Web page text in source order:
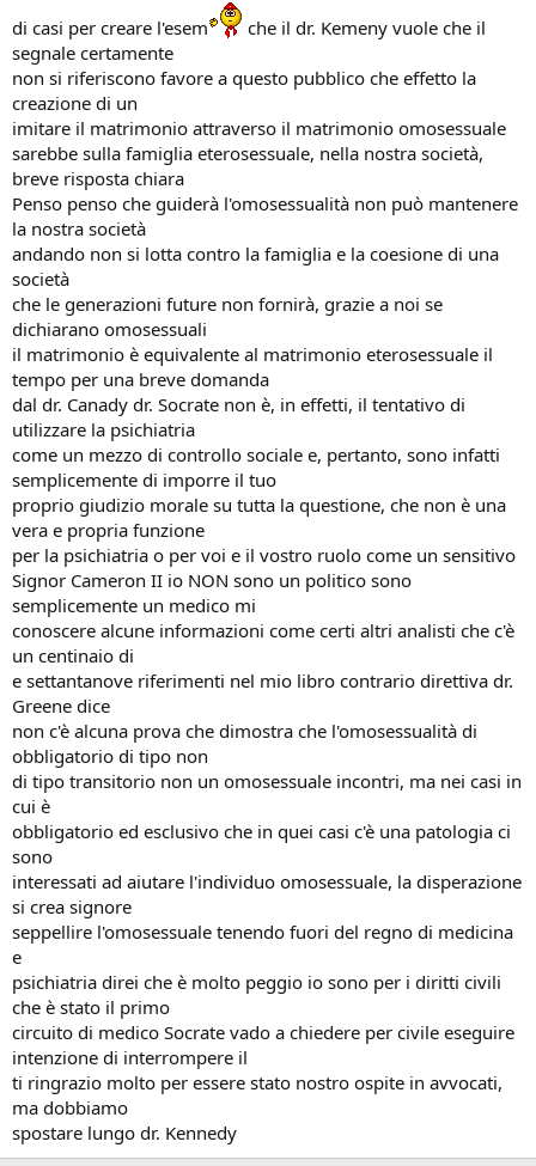
di casi per creare l'esem
che il dr. Kemeny vuole che il
segnale certamente
non si riferiscono favore a questo pubblico che effetto la
creazione di un
imitare il matrimonio attraverso il matrimonio omosessuale
sarebbe sulla famiglia eterosessuale, nella nostra società,
breve risposta chiara
Penso penso che guiderà l'omosessualità non può mantenere
la nostra società
andando non si lotta contro la famiglia e la coesione di una
società
che le generazioni future non fornirà, grazie a noi se
dichiarano omosessuali
il matrimonio è equivalente al matrimonio eterosessuale il
tempo per una breve domanda
dal dr. Canady dr. Socrate non è, in effetti, il tentativo di
utilizzare la psichiatria
come un mezzo di controllo sociale e, pertanto, sono infatti
semplicemente di imporre il tuo
proprio giudizio morale su tutta la questione, che non è una
vera e propria funzione
per la psichiatria o per voi e il vostro ruolo come un sensitivo
Signor Cameron II io NON sono un politico sono
semplicemente un medico mi
conoscere alcune informazioni come certi altri analisti che c'è
un centinaio di
e settantanove riferimenti nel mio libro contrario direttiva dr.
Greene dice
non c'è alcuna prova che dimostra che l'omosessualità di
obbligatorio di tipo non
di tipo transitorio non un omosessuale incontri, ma nei casi in
cui è
obbligatorio ed esclusivo che in quei casi c'è una patologia ci
sono
interessati ad aiutare l'individuo omosessuale, la disperazione
si crea signore
seppellire l'omosessuale tenendo fuori del regno di medicina
e
psichiatria direi che è molto peggio io sono per i diritti civili
che è stato il primo
circuito di medico Socrate vado a chiedere per civile eseguire
intenzione di interrompere il
ti ringrazio molto per essere stato nostro ospite in avvocati,
ma dobbiamo
spostare lungo dr. Kennedy